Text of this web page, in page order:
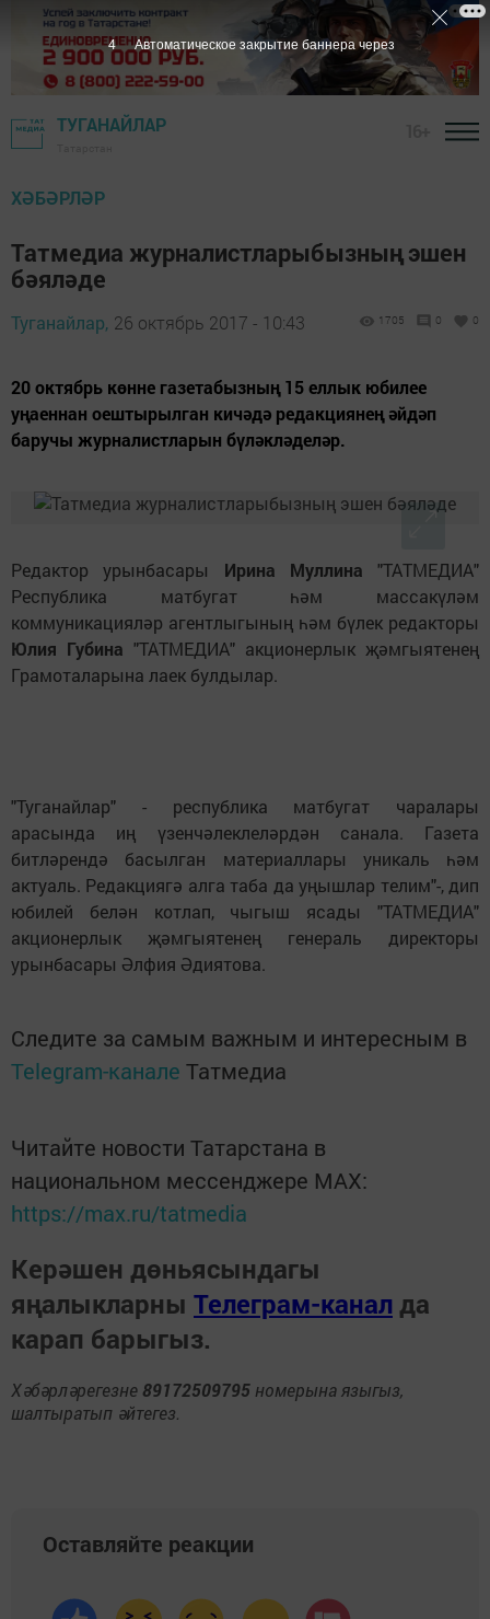
ТУГАНАЙЛАР
ХӘБӘРЛӘР
Татмедиа журналистларыбызның эшен
бәяләде
Туганайлар, 26 октябрь 2017 - 10:43 1705 0 0
20 октябрь көнне газетабызның 15 еллык юбилее
уңаеннан оештырылган кичәдә редакциянең әйдәп
баручы журналистларын бүләкләделәр.
Редактор урынбасары Ирина Муллина "ТАТМЕДИА"
Республика матбугат һәм массакүләм
коммуникацияләр агентлыгының һәм бүлек редакторы
Юлия Губина "ТАТМЕДИА" акционерлык җәмгыятенең
Грамоталарына лаек булдылар.
"Туганайлар" - республика матбугат чаралары
арасында иң үзенчәлеклеләрдән санала. Газета
битләрендә басылган материаллары уникаль
һәм
актуаль. Редакциягә алга таба да уңышлар телим"-, дип
юбилей белән котлап, чыгыш ясады "ТАТМЕДИА"
акционерлык җәмгыятенең генераль
директоры
урынбасары Әлфия Әдиятова.
Следите за самым важным и интересным в
Telegram-канале Татмедиа
Читайте новости Татарстана в
национальном мессенджере MАХ:
https://max.ru/tatmedia
Керәшен дөньясындагы
яңалыкларны Телеграм-канал да
карап барыгыз.
Хәбәрләрегезне 89172509795 номерына языгыз,
шалтыратып әйтегез.
Оставляйте реакции
3 Автоматическое закрытие баннера через